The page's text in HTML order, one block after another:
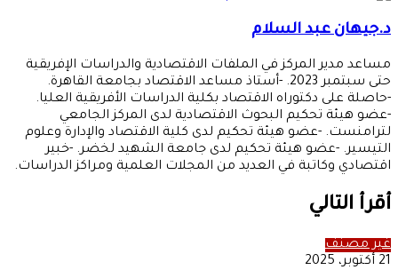
د.جيهان عبد السلام
مساعد مدير المركز في الملفات الاقتصادية والدراسات الإفريقية
حتى سبتمبر 2023. -أستاذ مساعد الاقتصاد بجامعة القاهرة.
-حاصلة على دكتوراه الاقتصاد بكلية الدراسات الأفريقية العليا.
-عضو هيئة تحكيم البحوث الاقتصادية لدى المركز الجامعي
لترامنست. -عضو هيئة تحكيم لدى كلية الاقتصاد والإدارة وعلوم
التيسير. -عضو هيئة تحكيم لدى جامعة الشهيد لخضر. -خبير
اقتصادي وكاتبة في العديد من المجلات العلمية ومراكز الدراسات.
أقرأ التالي
غير مصنف
21 أكتوبر، 2025